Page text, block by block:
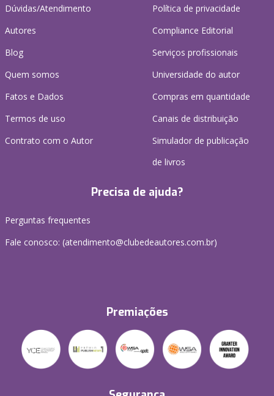
Dúvidas/Atendimento
Autores
Blog
Quem somos
Fatos e Dados
Termos de uso
Contrato com o Autor
Política de privacidade
Compliance Editorial
Serviços profissionais
Universidade do autor
Compras em quantidade
Canais de distribuição
Simulador de publicação
de livros
Precisa de ajuda?
Perguntas frequentes
Fale conosco: (atendimento@clubedeautores.com.br)
Premiações